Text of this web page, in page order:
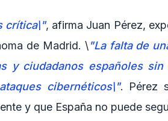
crítica\", afirma Juan Pérez,
de Madrid. \"La falta de
y ciudadanos españoles
cibernéticos\". Pérez
y que España no puede